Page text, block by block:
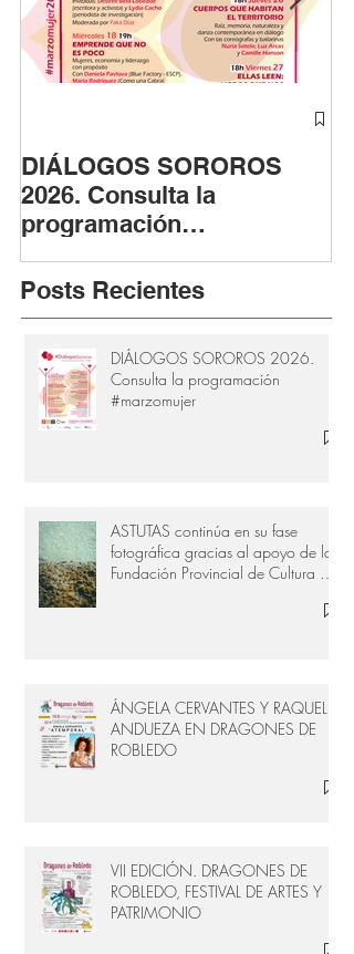
DIÁLOGOS SOROROS
2026. Consulta la
programación
Posts Recientes
DIÁLOGOS SOROROS 2026.
Consulta la programación
#marzomujer
ASTUTAS continúa en su fase
fotográfica gracias al apoyo de la
Fundación Provincial de Cultura de
ÁNGELA CERVANTES Y RAQUEL
ANDUEZA EN DRAGONES DE
ROBLEDO
VII EDICIÓN. DRAGONES DE
ROBLEDO, FESTIVAL DE ARTES Y
PATRIMONIO